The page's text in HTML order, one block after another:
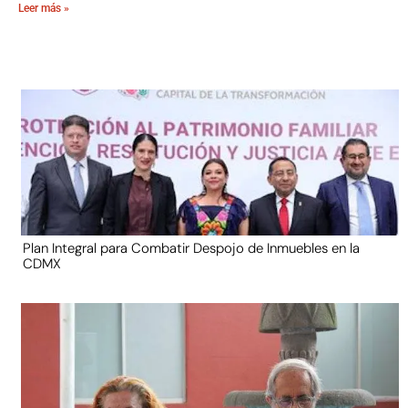
Leer más »
Plan Integral para Combatir Despojo de Inmuebles en la
CDMX